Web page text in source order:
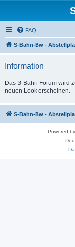
FAQ
S-Bahn-Bw -
Information
Das S-Bahn-Forum wird
neuen Look erscheinen.
S-Bahn-Bw -
Powered by